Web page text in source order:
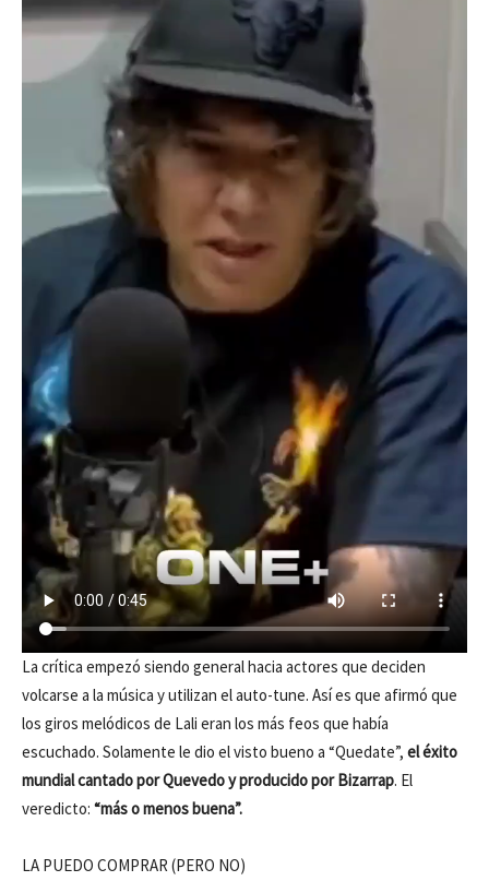
La crítica empezó siendo general hacia actores que deciden
volcarse a la música y utilizan el auto-tune. Así es que afirmó que
los giros melódicos de Lali eran los más feos que había
escuchado. Solamente le dio el visto bueno a “Quedate”, el éxito
mundial cantado por Quevedo y producido por Bizarrap. El
veredicto: “más o menos buena”.
LA PUEDO COMPRAR (PERO NO)